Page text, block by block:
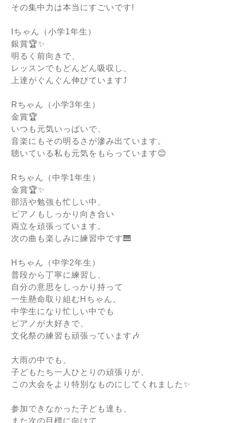
その集中力は本当にすごいです!
Iちゃん（小学1年生）
銀賞🏆✨
明るく前向きで、
レッスンでもどんどん吸収し、
上達がぐんぐん伸びています⤴️
Rちゃん（小学3年生）
金賞🏆
いつも元気いっぱいで、
音楽にもその明るさが滲み出ています。
聴いている私も元気をもらっています😊
Rちゃん（中学1年生）
金賞🏆✨
部活や勉強も忙しい中、
ピアノもしっかり向き合い
両立を頑張っています。
次の曲も楽しみに練習中です🎹
Hちゃん（中学2年生）
普段から丁寧に練習し、
自分の意思をしっかり持って
一生懸命取り組むHちゃん。
中学生になり忙しい中でも
ピアノが大好きで、
文化祭の練習も頑張っています🎶
大雨の中でも、
子どもたち一人ひとりの頑張りが、
この大会をより特別なものにしてくれました✨
参加できなかった子ども達も、
また次の目標に向けて、